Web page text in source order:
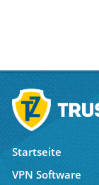
Startseite
VPN Software